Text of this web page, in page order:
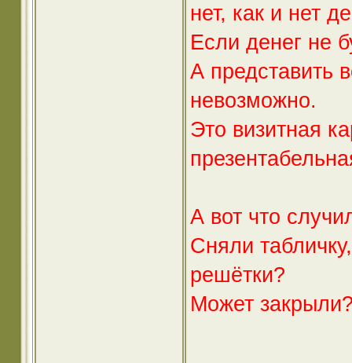
нет, как и нет
Если денег не
А представить
невозможно.
Это визитная
А вот что
Сняли
решётки?
Может